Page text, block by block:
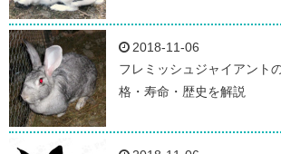
2018-11-06
フレミッシュジャイアント
格・寿命・歴史を解説